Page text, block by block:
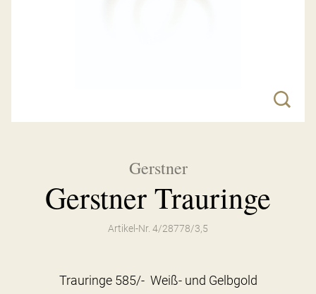
Gerstner
Gerstner Trauringe
Artikel-Nr. 4/28778/3,5
Trauringe 585/- Weiß- und Gelbgold